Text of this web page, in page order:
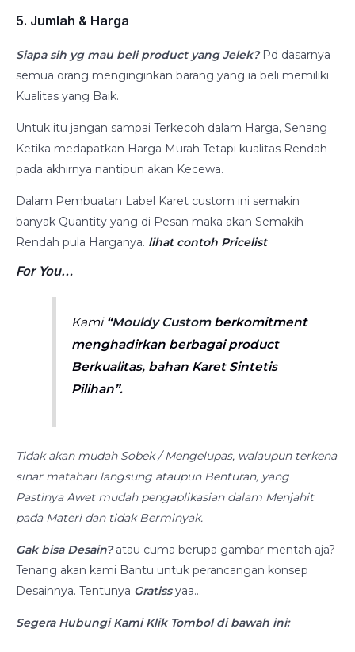
5. Jumlah & Harga
Siapa sih yg mau beli product yang Jelek?Pd dasarnya
semua orang menginginkan barang yang ia beli memiliki
Kualitas yang Baik.
Untuk itu jangan sampai Terkecoh dalam Harga, Senang
Ketika medapatkan Harga Murah Tetapi kualitas Rendah
pada akhirnya nantipun akan Kecewa.
Dalam Pembuatan Label Karet custom ini semakin
banyak Quantity yang di Pesan maka akan Semakih
Rendah pula Harganya. lihat contoh Pricelist
For You…
Kami “Mouldy Customberkomitment
menghadirkan berbagai product
Berkualitas, bahan Karet Sintetis
Pilihan”.
Tidak akan mudah Sobek / Mengelupas, walaupun terkena
sinar matahari langsung ataupun Benturan, yang
Pastinya Awet mudah pengaplikasian dalam Menjahit
pada Materi dan tidak Berminyak.
Gak bisa Desain?atau cuma berupa gambar mentah aja?
Tenang akan kami Bantu untuk perancangan konsep
Desainnya. Tentunya Gratissyaa…
Segera Hubungi Kami Klik Tombol di bawah ini: